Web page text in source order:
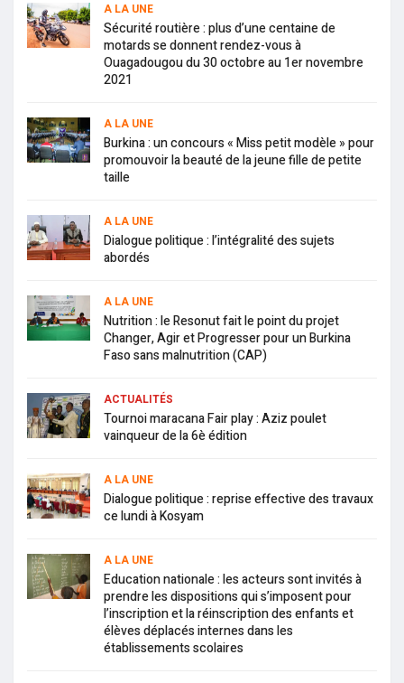
A LA UNE
Sécurité routière : plus d’une centaine de
motards se donnent rendez-vous à
Ouagadougou du 30 octobre au 1er novembre
2021
A LA UNE
Burkina : un concours « Miss petit modèle » pour
promouvoir la beauté de la jeune fille de petite
taille
A LA UNE
Dialogue politique : l’intégralité des sujets
abordés
A LA UNE
Nutrition : le Resonut fait le point du projet
Changer, Agir et Progresser pour un Burkina
Faso sans malnutrition (CAP)
ACTUALITÉS
Tournoi maracana Fair play : Aziz poulet
vainqueur de la 6è édition
A LA UNE
Dialogue politique : reprise effective des travaux
ce lundi à Kosyam
A LA UNE
Education nationale : les acteurs sont invités à
prendre les dispositions qui s’imposent pour
l’inscription et la réinscription des enfants et
élèves déplacés internes dans les
établissements scolaires